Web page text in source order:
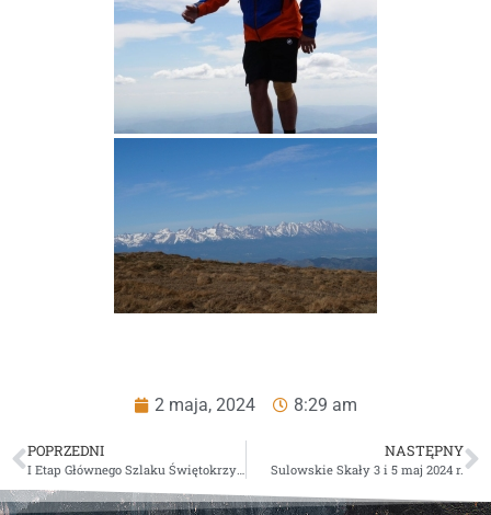
2 maja, 2024 8:29 am
POPRZEDNI
I Etap Głównego Szlaku Świętokrzyskiego 20.04.2024 r.
NASTĘPNY
Sulowskie Skały 3 i 5 maj 2024 r.